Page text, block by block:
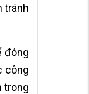
tránh
đóng
công
trong